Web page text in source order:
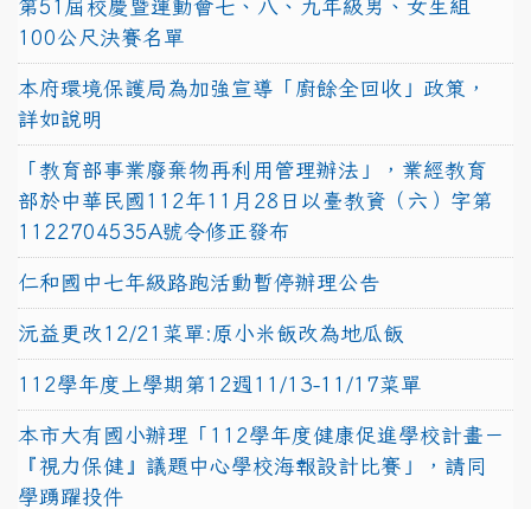
第51屆校慶暨運動會七、八、九年級男、女生組
100公尺決賽名單
本府環境保護局為加強宣導「廚餘全回收」政策，
詳如說明
「教育部事業廢棄物再利用管理辦法」，業經教育
部於中華民國112年11月28日以臺教資（六）字第
1122704535A號令修正發布
仁和國中七年級路跑活動暫停辦理公告
沅益更改12/21菜單:原小米飯改為地瓜飯
112學年度上學期第12週11/13-11/17菜單
本市大有國小辦理「112學年度健康促進學校計畫－
『視力保健』議題中心學校海報設計比賽」，請同
學踴躍投件